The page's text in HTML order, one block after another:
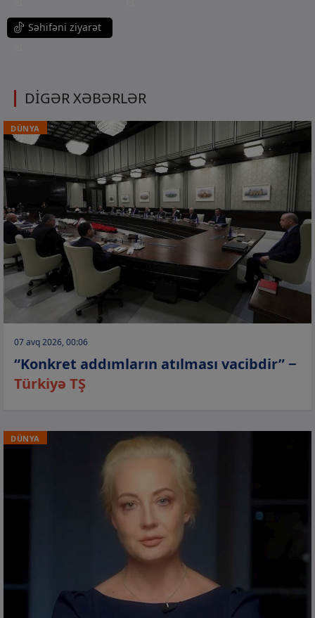
Səhifəni ziyarət
DİGƏR XƏBƏRLƏR
DÜNYA
07 avq 2026, 00:06
“Konkret addımların atılması vacibdir” −
Türkiyə TŞ
DÜNYA